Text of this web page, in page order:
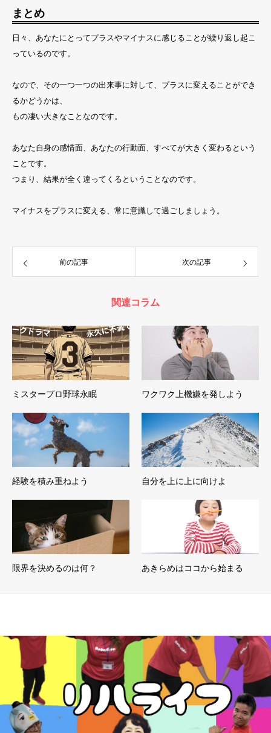
まとめ
日々、あなたにとってプラスやマイナスに感じることが繰り返し起こ
っているのです。
なので、その一つ一つの出来事に対して、プラスに変えることができ
るかどうかは、
もの凄い大きなことなのです。
あなた自身の感情面、あなたの行動面、すべてが大きく変わるという
ことです。
つまり、結果が全く違ってくるということなのです。
マイナスをプラスに変える、常に意識して過ごしましょう。
前の記事 次の記事
関連コラム
ミスタープロ野球永眠 ワクワク上機嫌を発しよう
経験を積み重ねよう 自分を上に上に向けよ
限界を決めるのは何？ あきらめはココから始まる